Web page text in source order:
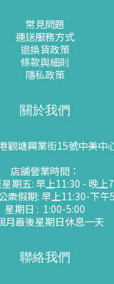
常見問題
運送服務方式
退換貨政策
條款與細則
隱私政策
關於我們
觀塘興業街15號中美中
店舖營業時間：
期五: 早上11:30 - 晚上
衆假期: 早上11:30-下午
星期日 : 1:00-5:00
月最後星期日休息一天
聯絡我們